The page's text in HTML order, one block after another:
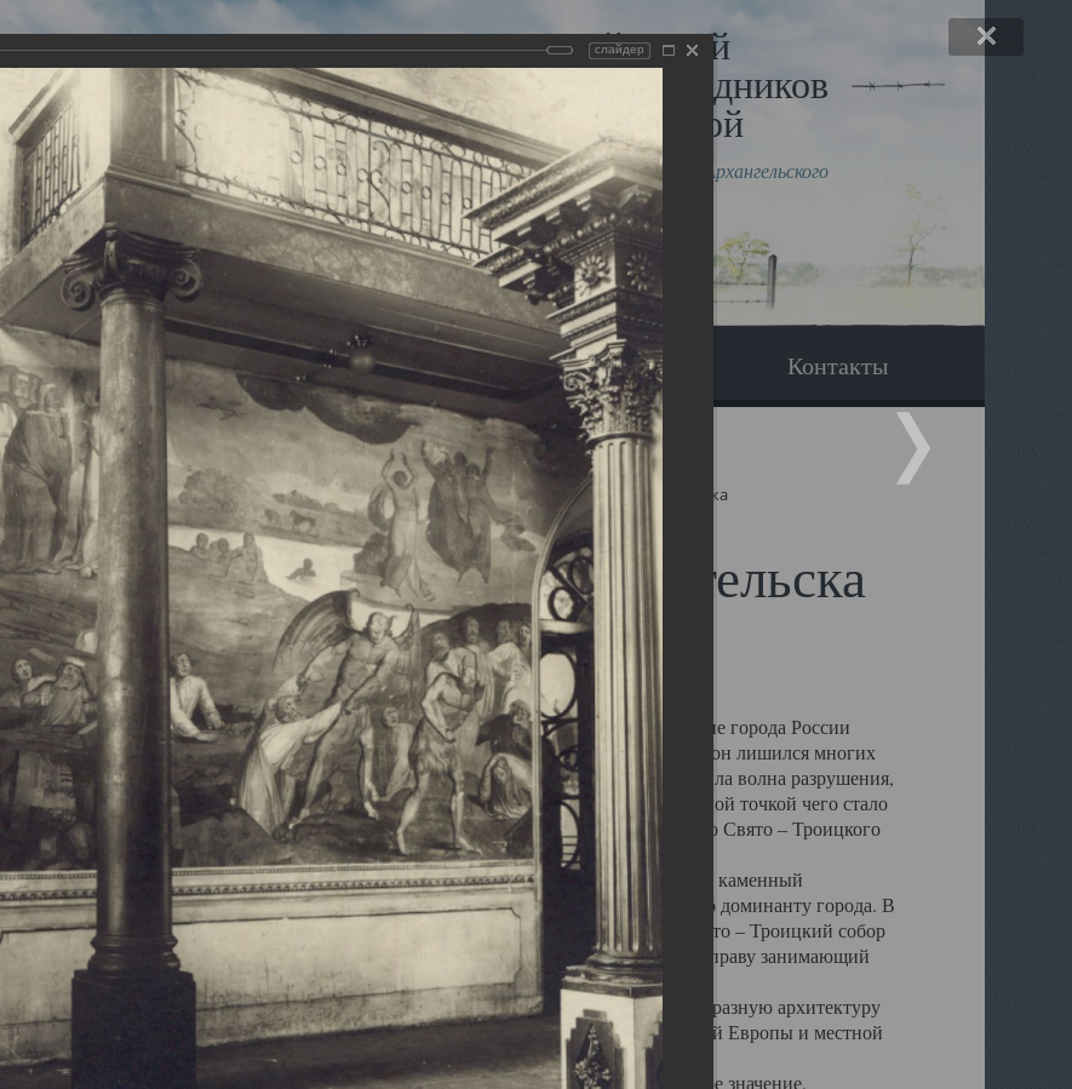
Виртуальный музей
Новомучеников и исповедников
Земли Архангельской
Сайт создан по благословлению митрополита Архангельского
и Холмогорского Даниила
Наследники Галерея Вопрос-ответ Контакты
Главная Галерея Храмы-мученики Архангельска Свято-Троицкий собор Архангельска
Свято-Троицкий собор Архангельска
Свято-Троицкий собор Архангельска
23.12.2015
Сегодня мы можем говорить, что Архангельск в большей мере, чем другие губернские города России
пострадал от целенаправленных систематических разрушений, в результате которых он лишился многих
выдающихся памятников архитектуры. Больше всего по старому Архангельску ударила волна разрушения,
вызванная борьбой с религией, набравшая особую силу в конце 20 –х годов. Отправной точкой чего стало
разрушение православного центра архангельской губернии - ансамбля кафедрального Свято – Троицкого
собора Архангельска.
Возникнув в начале XVIII века в центре Архангельска, величественный каменный
двухэтажный Троицкий собор, сразу превратился в зрительную и градостроительную доминанту города. В
XVIII веке по масштабам ему не было равных на Севере. Вплоть до разрушения Свято – Троицкий собор
оставался самым высоким и значительным из городских строений Архангельска, по праву занимающий
второе место, после гостиных дворов, в градостроительной картине Архангельска.
Один из самых больших и светлых соборов России воплотил в себе яркую и своеобразную архитектуру
портового города с отраженными в ней архитектурными течениями России, Западной Европы и местной
архангелогородской школы церковного зодчества.
Масштабность, благолепие и богатство собора, вполне оправдывали его кафедральное значение,
слайдер